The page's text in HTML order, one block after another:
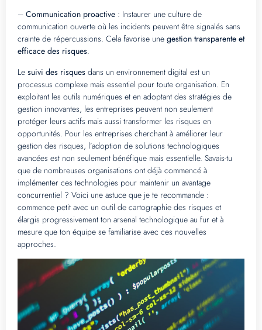
– Communication proactive : Instaurer une culture de
communication ouverte où les incidents peuvent être signalés sans
crainte de répercussions. Cela favorise une gestion transparente et
efficace des risques.
Le suivi des risques dans un environnement digital est un
processus complexe mais essentiel pour toute organisation. En
exploitant les outils numériques et en adoptant des stratégies de
gestion innovantes, les entreprises peuvent non seulement
protéger leurs actifs mais aussi transformer les risques en
opportunités. Pour les entreprises cherchant à améliorer leur
gestion des risques, l’adoption de solutions technologiques
avancées est non seulement bénéfique mais essentielle. Savais-tu
que de nombreuses organisations ont déjà commencé à
implémenter ces technologies pour maintenir un avantage
concurrentiel ? Voici une astuce que je te recommande :
commence petit avec un outil de cartographie des risques et
élargis progressivement ton arsenal technologique au fur et à
mesure que ton équipe se familiarise avec ces nouvelles
approches.